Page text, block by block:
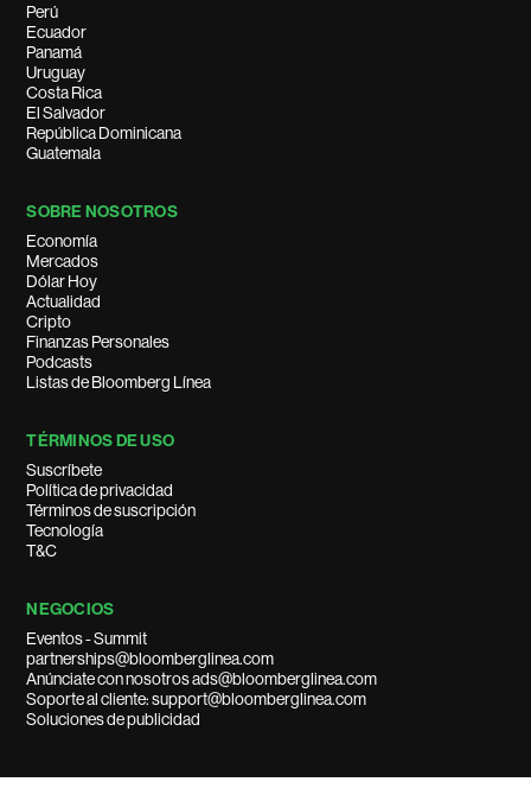
Perú
Ecuador
Panamá
Uruguay
Costa Rica
El Salvador
República Dominicana
Guatemala
SOBRE NOSOTROS
Economía
Mercados
Dólar Hoy
Actualidad
Cripto
Finanzas Personales
Podcasts
Listas de Bloomberg Línea
TÉRMINOS DE USO
Suscríbete
Política de privacidad
Términos de suscripción
Tecnología
T&C
NEGOCIOS
Eventos - Summit
partnerships@bloomberglinea.com
Anúnciate con nosotros ads@bloomberglinea.com
Soporte al cliente: support@bloomberglinea.com
Soluciones de publicidad